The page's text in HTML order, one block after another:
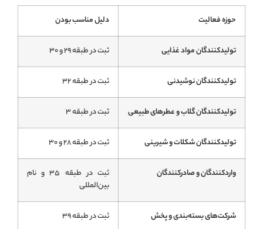
حوزه فعالیت دلیل مناسب بودن
تولیدکنندگان مواد غذایی ثبت در طبقه ۲۹ و ۳۰
تولیدکنندگان نوشیدنی ثبت در طبقه ۳۲
تولیدکنندگان گلاب و عطرهای طبیعی ثبت در طبقه ۳
تولیدکنندگان شکلات و شیرینی ثبت در طبقه ۲۸ و ۳۰
واردکنندگان و صادرکنندگان
ثبت در طبقه ۳۵ و نام
بین‌المللی
شرکت‌های بسته‌بندی و پخش ثبت در طبقه ۳۹